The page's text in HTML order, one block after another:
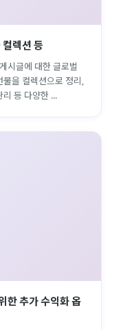
렉션 등
시글에 대한 글로벌
을 컬렉션으로 정리,
등 다양한 ...
한 추가 수익화 옵